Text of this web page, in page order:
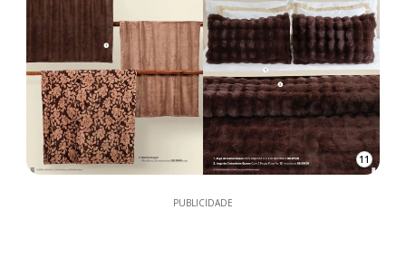
11
PUBLICIDADE